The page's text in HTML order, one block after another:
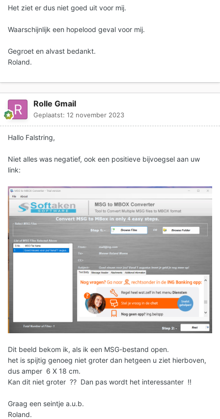
Het ziet er dus niet goed uit voor mij.
Waarschijnlijk een hopelood geval voor mij.
Gegroet en alvast bedankt.
Roland.
Rolle Gmail
Geplaatst: 12 november 2023
Hallo Falstring,
Niet alles was negatief, ook een positieve bijvoegsel aan uw
link:
Dit beeld bekom ik, als ik een MSG-bestand open.
het is spijtig genoeg niet groter dan hetgeen u ziet hierboven,
dus amper 6 X 18 cm.
Kan dit niet groter ?? Dan pas wordt het interessanter !!
Graag een seintje a.u.b.
Roland.